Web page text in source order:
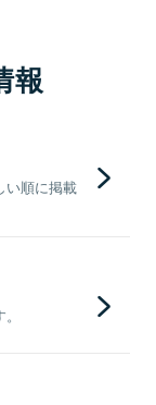
報
い順に掲載